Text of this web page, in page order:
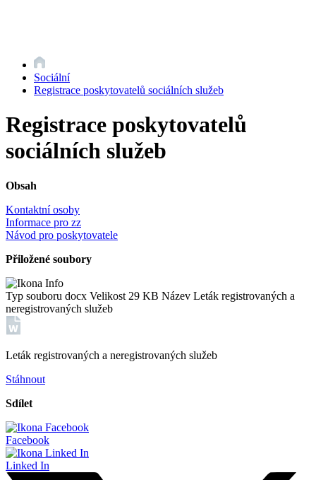
Sociální
Registrace poskytovatelů sociálních služeb
Registrace poskytovatelů
sociálních služeb
Obsah
Kontaktní osoby
Informace pro zz
Návod pro poskytovatele
Přiložené soubory
Typ souboru docx Velikost 29 KB Název Leták registrovaných a
neregistrovaných služeb
Leták registrovaných a neregistrovaných služeb
Stáhnout
Sdílet
Facebook
Linked In